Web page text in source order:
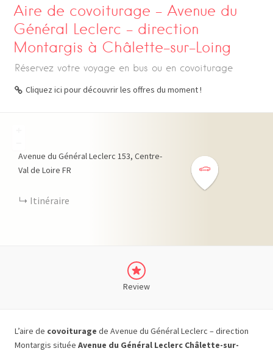
Aire de covoiturage – Avenue du
Général Leclerc – direction
Montargis à Châlette-sur-Loing
Réservez votre voyage en bus ou en covoiturage
Cliquez ici pour découvrir les offres du moment !
Avenue du Général Leclerc 153 Centre-
Val de Loire FR
Itinéraire
Review
L’aire de covoiturage de Avenue du Général Leclerc – direction
Montargis située Avenue du Général Leclerc Châlette-sur-